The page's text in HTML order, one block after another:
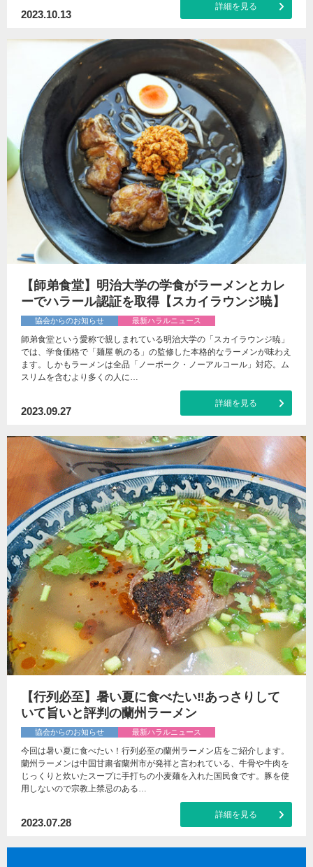
2023.10.13
詳細を見る
【師弟食堂】明治大学の学食がラーメンとカレ
ーでハラール認証を取得【スカイラウンジ暁】
協会からのお知らせ 最新ハラルニュース
師弟食堂という愛称で親しまれている明治大学の「スカイラウンジ暁」
では、学食価格で「麺屋 帆のる」の監修した本格的なラーメンが味わえ
ます。しかもラーメンは全品「ノーポーク・ノーアルコール」対応。ム
スリムを含むより多くの人に…
2023.09.27
詳細を見る
【行列必至】暑い夏に食べたい‼あっさりして
いて旨いと評判の蘭州ラーメン
協会からのお知らせ 最新ハラルニュース
今回は暑い夏に食べたい！行列必至の蘭州ラーメン店をご紹介します。
蘭州ラーメンは中国甘粛省蘭州市が発祥と言われている、牛骨や牛肉を
じっくりと炊いたスープに手打ちの小麦麺を入れた国民食です。豚を使
用しないので宗教上禁忌のある…
2023.07.28
詳細を見る